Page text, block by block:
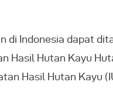
Indonesia dapat
Hasil Hutan Kayu
Hasil Hutan Kayu